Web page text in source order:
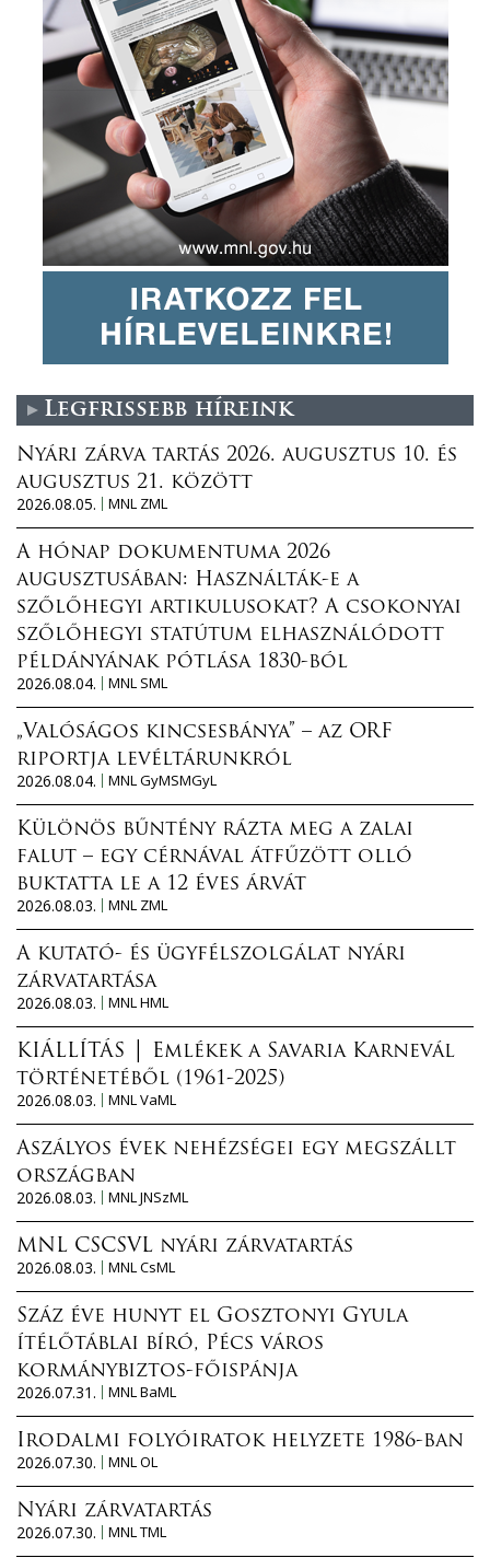
Legfrissebb híreink
Nyári zárva tartás 2026. augusztus 10. és
augusztus 21. között
2026.08.05.
MNL ZML
A hónap dokumentuma 2026
augusztusában: Használták-e a
szőlőhegyi artikulusokat? A csokonyai
szőlőhegyi statútum elhasználódott
példányának pótlása 1830-ból
2026.08.04.
MNL SML
„Valóságos kincsesbánya” – az ORF
riportja levéltárunkról
2026.08.04.
MNL GyMSMGyL
Különös bűntény rázta meg a zalai
falut – egy cérnával átfűzött olló
buktatta le a 12 éves árvát
2026.08.03.
MNL ZML
A kutató- és ügyfélszolgálat nyári
zárvatartása
2026.08.03.
MNL HML
KIÁLLÍTÁS │ Emlékek a Savaria Karnevál
történetéből (1961-2025)
2026.08.03.
MNL VaML
Aszályos évek nehézségei egy megszállt
országban
2026.08.03.
MNL JNSzML
MNL CSCSVL nyári zárvatartás
2026.08.03.
MNL CsML
Száz éve hunyt el Gosztonyi Gyula
ítélőtáblai bíró, Pécs város
kormánybiztos-főispánja
2026.07.31.
MNL BaML
Irodalmi folyóiratok helyzete 1986-ban
2026.07.30.
MNL OL
Nyári zárvatartás
2026.07.30.
MNL TML